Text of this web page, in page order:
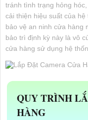
tránh tình trạng hỏng
cải thiện hiệu suất của
bảo vệ an ninh cửa hàng
bảo trì định kỳ này là vô
cửa hàng sử dụng hệ
QUY TRÌNH
HÀNG